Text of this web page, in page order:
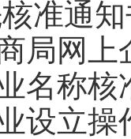
准通
局网
名称核
设立操